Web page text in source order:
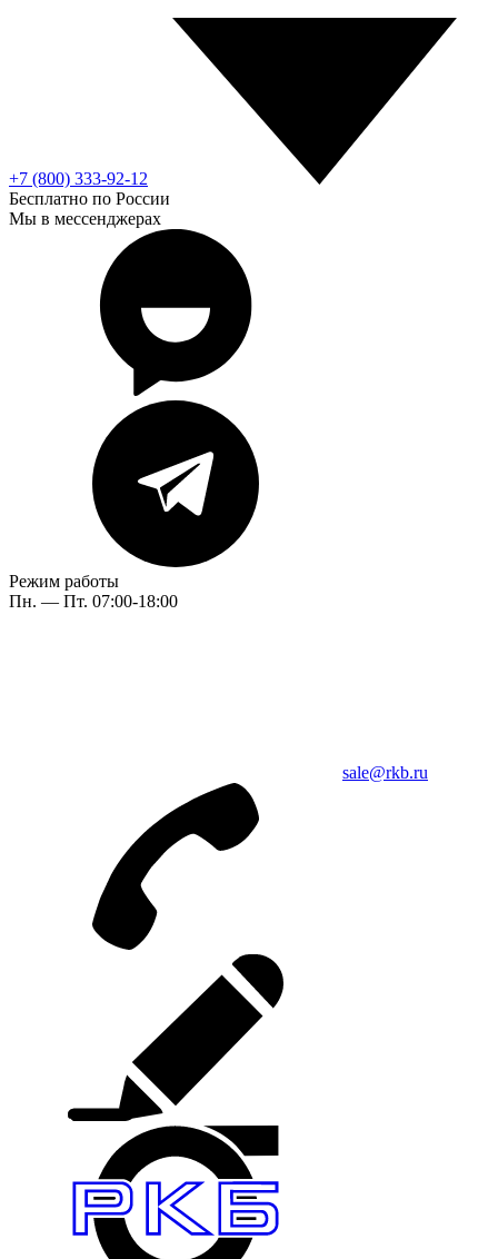
+7 (800) 333-92-12
Бесплатно по России
Мы в мессенджерах
Режим работы
Пн. — Пт. 07:00-18:00
sale@rkb.ru